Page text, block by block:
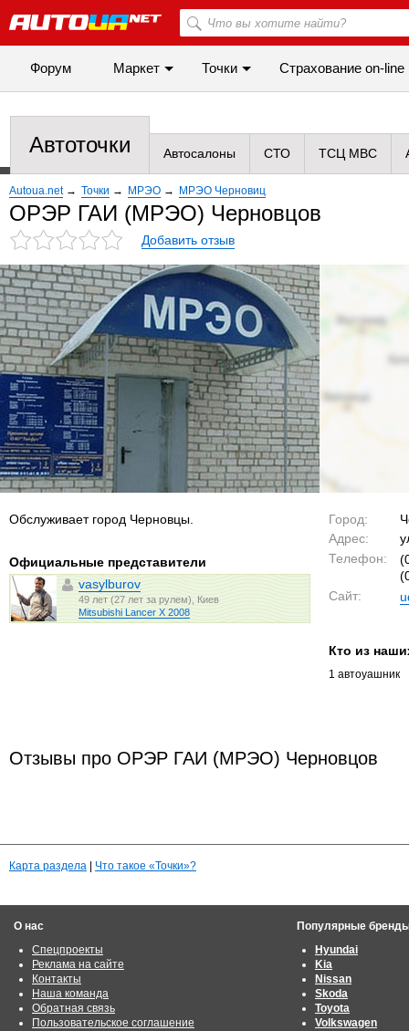
Форум Маркет Точки Cтрахование on-line
Автоточки Автосалоны СТО ТСЦ МВС
Autoua.net → Точки → МРЭО → МРЭО Черновиц
ОРЭР ГАИ (МРЭО) Черновцов
Добавить отзыв
Город:
Адрес:
Телефон:
Сайт:
Кто из
1 автоуашник
Обслуживает город Черновцы.
Официальные представители
vasylburov
49 лет (27 лет за рулем), Киев
Mitsubishi Lancer X 2008
Отзывы про ОРЭР ГАИ (МРЭО) Черновцов
Карта раздела | Что такое «Точки»?
О нас
Спецпроекты
Реклама на сайте
Контакты
Наша команда
Обратная связь
Пользовательское соглашение
Популярные
Hyundai
Kia
Nissan
Skoda
Toyota
Volkswagen